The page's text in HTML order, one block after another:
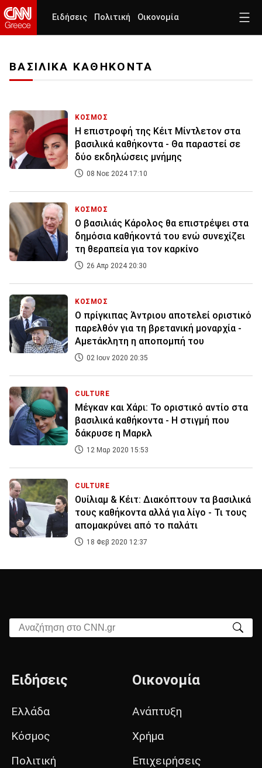
Ειδήσεις Πολιτική Οικονομία
ΒΑΣΙΛΙΚΑ ΚΑΘΗΚΟΝΤΑ
ΚΟΣΜΟΣ
Η επιστροφή της Κέιτ Μίντλετον στα
βασιλικά καθήκοντα - Θα παραστεί σε
δύο εκδηλώσεις μνήμης
08 Νοε 2024 17:10
ΚΟΣΜΟΣ
Ο βασιλιάς Κάρολος θα επιστρέψει στα
δημόσια καθήκοντά του ενώ συνεχίζει
τη θεραπεία για τον καρκίνο
26 Απρ 2024 20:30
ΚΟΣΜΟΣ
Ο πρίγκιπας Άντριου αποτελεί οριστικό
παρελθόν για τη βρετανική μοναρχία -
Αμετάκλητη η αποπομπή του
02 Ιουν 2020 20:35
CULTURE
Μέγκαν και Χάρι: Το οριστικό αντίο στα
βασιλικά καθήκοντα - Η στιγμή που
δάκρυσε η Μαρκλ
12 Μαρ 2020 15:53
CULTURE
Ουίλιαμ & Κέιτ: Διακόπτουν τα βασιλικά
τους καθήκοντα αλλά για λίγο - Τι τους
απομακρύνει από το παλάτι
18 Φεβ 2020 12:37
Αναζήτηση στο CNN.gr
Ειδήσεις
Ελλάδα
Κόσμος
Πολιτική
Οικονομία
Ανάπτυξη
Χρήμα
Επιχειρήσεις